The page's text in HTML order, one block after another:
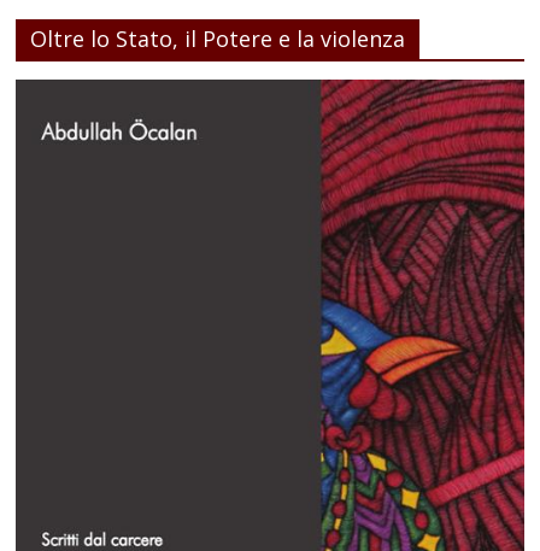
Oltre lo Stato, il Potere e la violenza